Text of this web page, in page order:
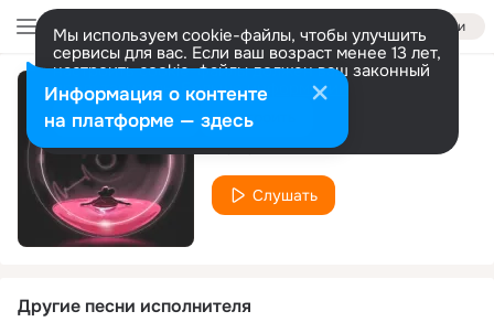
Войти
Мы используем cookie-файлы, чтобы улучшить
сервисы для вас. Если ваш возраст менее 13 лет,
настроить cookie-файлы должен ваш законный
представитель. Больше информации
Разрешить все Настроить
Мартини
HOLOD
Слушать
Другие песни исполнителя
Информация о контенте
на платформе — здесь